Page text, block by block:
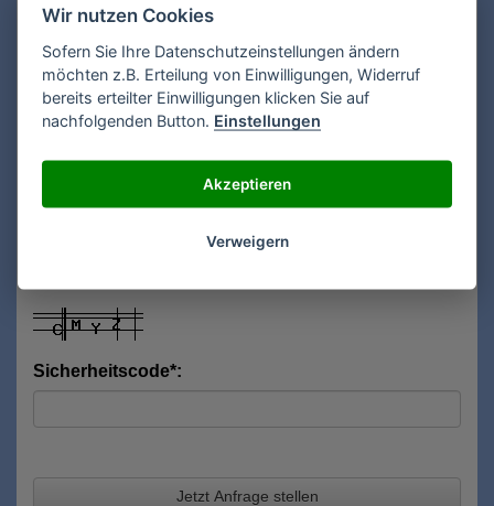
Vorname*:
Nachname*:
E-Mail**:
Sicherheitscode*:
Jetzt Anfrage stellen
Wir nutzen Cookies
Sofern Sie Ihre Datenschutzeinstellungen ändern
möchten z.B. Erteilung von Einwilligungen, Widerruf
bereits erteilter Einwilligungen klicken Sie auf
nachfolgenden Button. Einstellungen
Akzeptieren
Verweigern